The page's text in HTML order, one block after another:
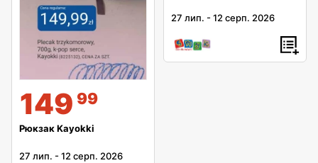
149 99
Рюкзак Kayokki
27 лип. -12 серп. 2026
27 лип. -12 серп. 2026